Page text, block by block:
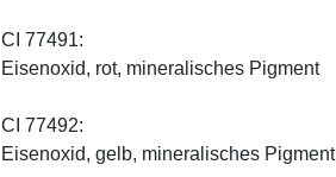
CI 77491:
Eisenoxid, rot, mineralisches Pigment
CI 77492:
Eisenoxid, gelb, mineralisches Pigment